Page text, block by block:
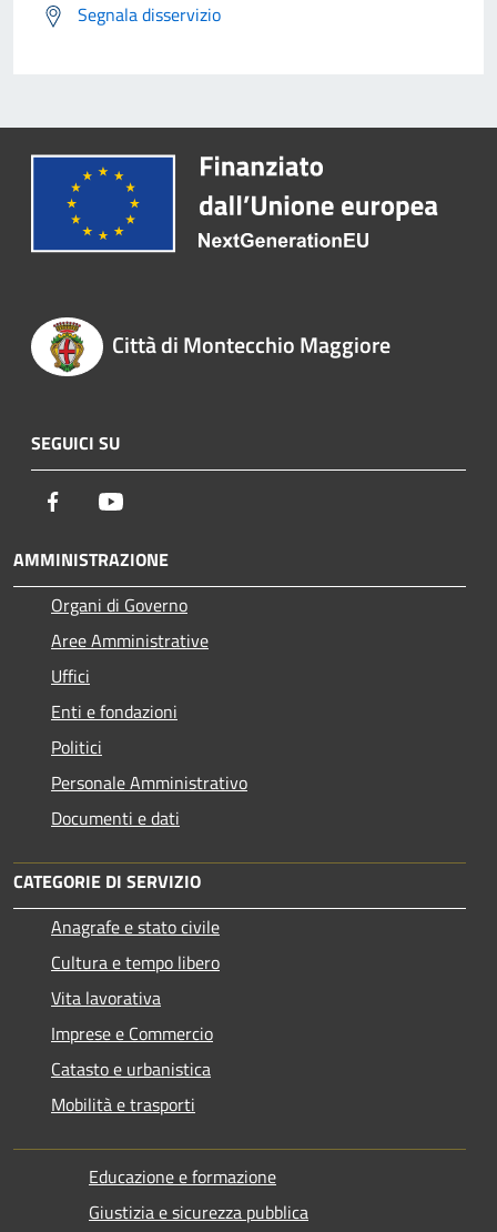
Segnala disservizio
Città di Montecchio Maggiore
SEGUICI SU
Facebook
AMMINISTRAZIONE
Organi di Governo
Aree Amministrative
Uffici
Enti e fondazioni
Politici
Personale Amministrativo
Documenti e dati
CATEGORIE DI SERVIZIO
Anagrafe e stato civile
Cultura e tempo libero
Vita lavorativa
Imprese e Commercio
Catasto e urbanistica
Mobilità e trasporti
Educazione e formazione
Giustizia e sicurezza pubblica